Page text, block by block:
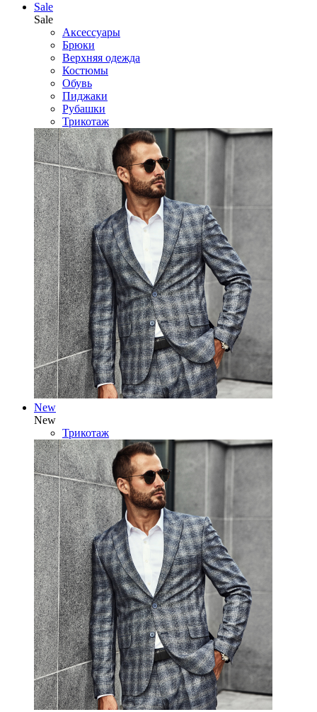
Sale
Sale
Аксессуары
Брюки
Верхняя одежда
Костюмы
Обувь
Пиджаки
Рубашки
Трикотаж
New
New
Трикотаж